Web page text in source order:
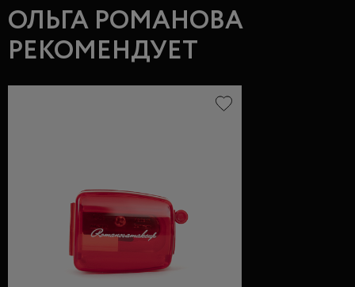
ОЛЬГА РОМАНОВА
РЕКОМЕНДУЕТ